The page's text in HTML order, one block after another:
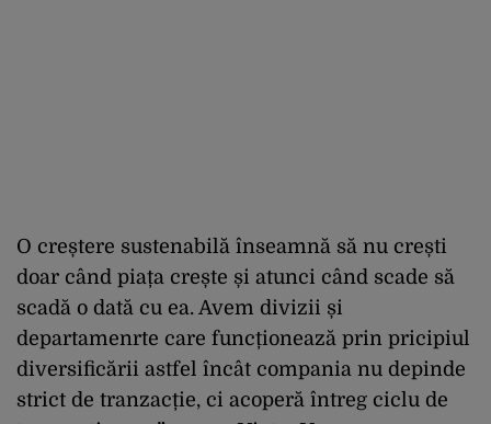
O creștere sustenabilă înseamnă să nu crești
doar când piața crește și atunci când scade să
scadă o dată cu ea. Avem divizii și
departamenrte care funcționează prin pricipiul
diversificării astfel încât compania nu depinde
strict de tranzacție, ci acoperă întreg ciclu de